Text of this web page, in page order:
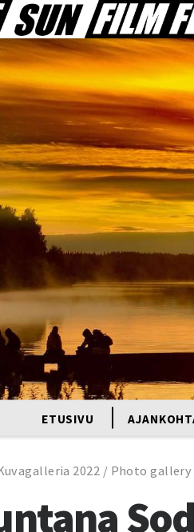
ETUSIVU
2022 / Photo gallery